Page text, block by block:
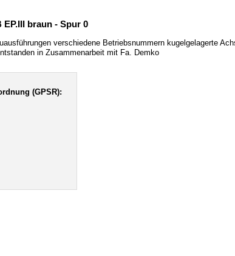
braun - Spur 0
verschiedene Betriebsnummern kugelgelagerte
in Zusammenarbeit mit Fa. Demko
(GPSR):